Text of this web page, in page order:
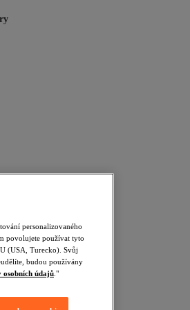
personalizovaného
povolujete používat tyto
(USA, Turecko). Svůj
budou používány
osobních údajů ."